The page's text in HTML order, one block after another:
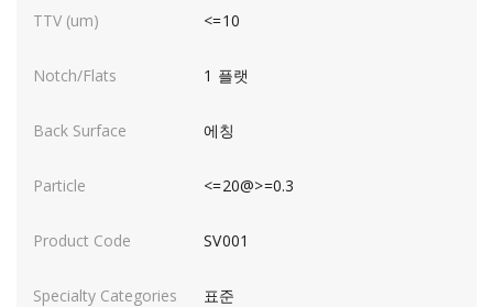
<=10
1 플랫
에칭
<=20@>=0.3
SV001
표준